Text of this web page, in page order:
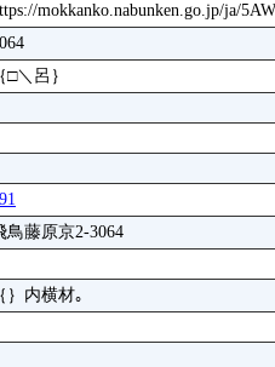
mokkanko.nabunken.go.jp/ja/
｛□＼呂｝
鳥藤原京2-3064
｛｝内横材｡